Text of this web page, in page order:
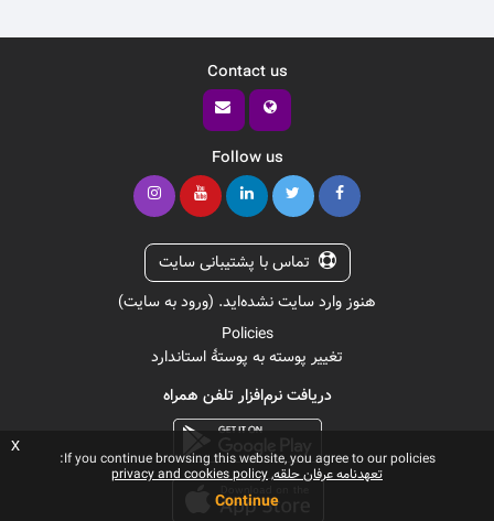
Contact us
Follow us
تماس با پشتیبانی سایت
هنوز وارد سایت نشده‌اید. (ورود به سایت)
Policies
تغییر پوسته به پوستهٔ استاندارد
دریافت نرم‌افزار تلفن همراه
If you continue browsing this website, you agree to our policies:
تعهدنامه عرفان حلقه privacy and cookies policy
Continue
x